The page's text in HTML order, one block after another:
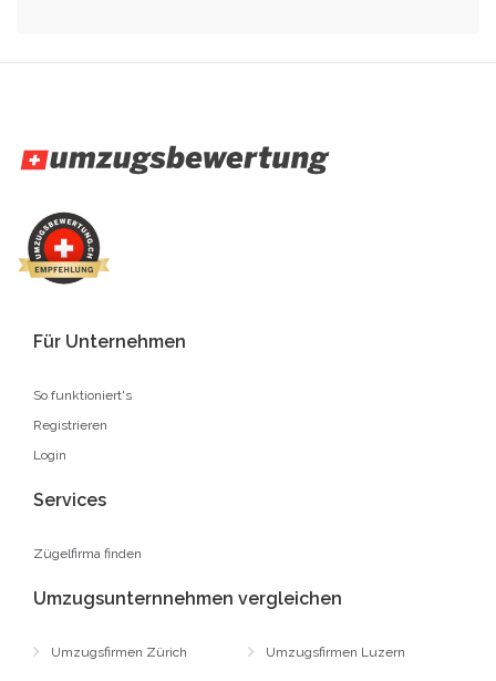
Für Unternehmen
So funktioniert's
Registrieren
Login
Services
Zügelfirma finden
Umzugsunternnehmen vergleichen
Umzugsfirmen Zürich Umzugsfirmen Luzern